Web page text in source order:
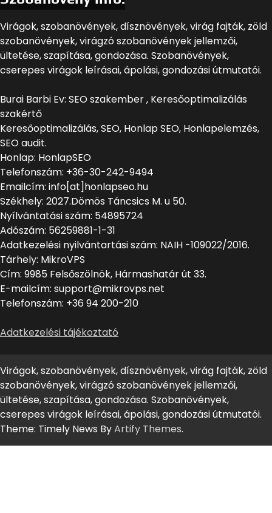
Virágok, szobanövények, dísznövények, virág fajták, zöld
szobanövények, virágzó szobanövények jellemzői,
ültetése, szapítása, gondozása. Szobanövények,
cserepes virágok leírásai, ápolási, gondozási útmutatói.
Burai Barbi Ev: SEO szakember , Keresőoptimalizálás
szakértő
Keresőoptimalizálás, SEO, Honlap SEO, Honlapelemzés,
SEO audit.
Honlap: HonlapSEO
Telefonszám: +36-30-242-9494
Emailcím: info[at]honlapseo.hu
Székhely: 2027.Dömös Táncsics M. u 50.
Nyílvántatási szám: 54895724
Adószám: 56259881-1-31
Adatkezelési nyilvántartási szám: NAIH -109022/2016.
Tárhely: MikroVPS
Cím: 9985 Felsőszölnök, Hármashatár út 33.
E-mailcím: support@mikrovps.net
Telefonszám: +36 94 200-210
Adatkezelési tájékoztató
Virágok, szobanövények, dísznövények, virág fajták, zöld
szobanövények, virágzó szobanövények jellemzői,
ültetése, szapítása, gondozása. Szobanövények,
cserepes virágok leírásai, ápolási, gondozási útmutatói.
Theme: Timely News ByArtify Themes.